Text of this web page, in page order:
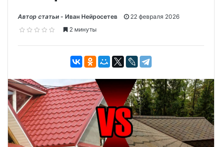
Автор статьи - Иван Нейросетев
22 февраля 2026
2 минуты